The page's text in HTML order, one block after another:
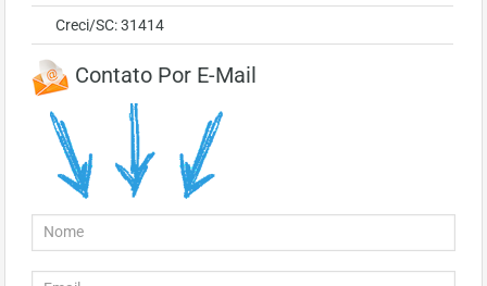
Creci/SC: 31414
Contato Por E-Mail